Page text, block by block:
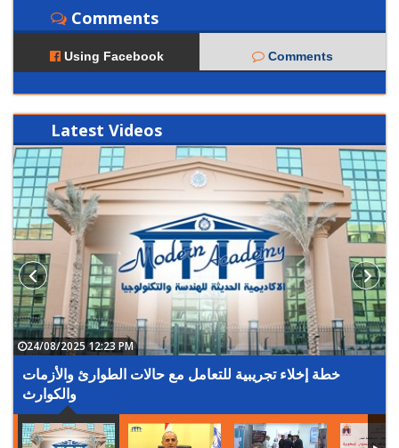
Comments
Using Facebook Comments
Latest Videos
خطة إخلاء تجريبية للتعامل مع حالات الطوارئ والأزمات
والكوارث
24/08/2025 12:23 PM